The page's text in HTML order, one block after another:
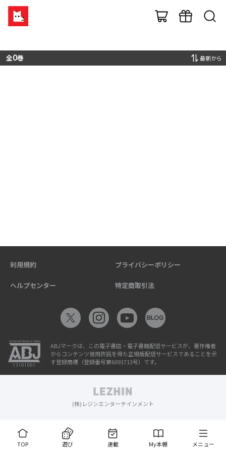
全0巻 最新から
TOP 遊び 連載 My本棚 メニュー
利用規約 プライバシーポリシー
ヘルプセンター 特定商取引法
ABJマークは、この電子書店・電子書籍配信サービスが、著作権者
からコンテンツ使用許諾を得た正規版配信サービスであることを示
す登録商標（登録番号第6091713号）です。
(株)レジンエンターテインメント